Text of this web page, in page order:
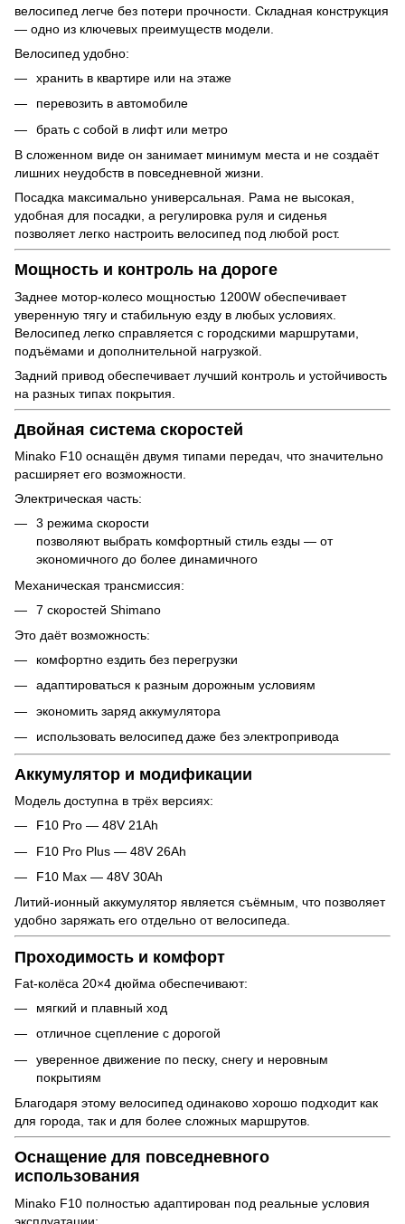
велосипед легче без потери прочности. Складная конструкция
— одно из ключевых преимуществ модели.
Велосипед удобно:
хранить в квартире или на этаже
перевозить в автомобиле
брать с собой в лифт или метро
В сложенном виде он занимает минимум места и не создаёт
лишних неудобств в повседневной жизни.
Посадка максимально универсальная. Рама не высокая,
удобная для посадки, а регулировка руля и сиденья
позволяет легко настроить велосипед под любой рост.
Мощность и контроль на дороге
Заднее мотор-колесо мощностью 1200W обеспечивает
уверенную тягу и стабильную езду в любых условиях.
Велосипед легко справляется с городскими маршрутами,
подъёмами и дополнительной нагрузкой.
Задний привод обеспечивает лучший контроль и устойчивость
на разных типах покрытия.
Двойная система скоростей
Minako F10 оснащён двумя типами передач, что значительно
расширяет его возможности.
Электрическая часть:
3 режима скорости
позволяют выбрать комфортный стиль езды — от
экономичного до более динамичного
Механическая трансмиссия:
7 скоростей Shimano
Это даёт возможность:
комфортно ездить без перегрузки
адаптироваться к разным дорожным условиям
экономить заряд аккумулятора
использовать велосипед даже без электропривода
Аккумулятор и модификации
Модель доступна в трёх версиях:
F10 Pro — 48V 21Ah
F10 Pro Plus — 48V 26Ah
F10 Max — 48V 30Ah
Литий-ионный аккумулятор является съёмным, что позволяет
удобно заряжать его отдельно от велосипеда.
Проходимость и комфорт
Fat-колёса 20×4 дюйма обеспечивают:
мягкий и плавный ход
отличное сцепление с дорогой
уверенное движение по песку, снегу и неровным
покрытиям
Благодаря этому велосипед одинаково хорошо подходит как
для города, так и для более сложных маршрутов.
Оснащение для повседневного
использования
Minako F10 полностью адаптирован под реальные условия
эксплуатации: